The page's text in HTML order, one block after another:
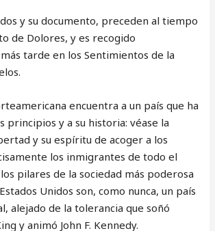
y su documento, preceden al tiempo
de Dolores, y es recogido
tarde en los Sentimientos de la
encuentra a un país que ha
principios y a su historia: véase la
y su espíritu de acoger a los
los inmigrantes de todo el
pilares de la sociedad más poderosa
Unidos son, como nunca, un país
alejado de la tolerancia que soñó
y animó John F. Kennedy.